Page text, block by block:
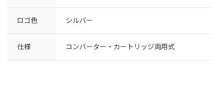
ロゴ色 シルバー
仕様 コンバーター・カートリッジ両用式